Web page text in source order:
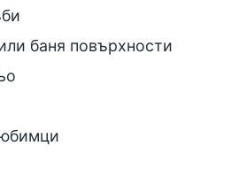
баня повърхности